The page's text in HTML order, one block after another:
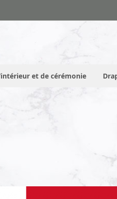
et de cérémonie